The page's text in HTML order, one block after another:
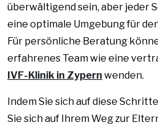
überwältigend sein, aber jeder
eine optimale Umgebung für
Für persönliche Beratung
erfahrenes Team wie eine
IVF-Klinik in Zypern wenden.
Indem Sie sich auf diese
Sie sich auf Ihrem Weg zur